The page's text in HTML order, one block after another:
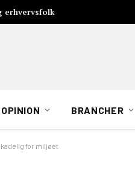
erhvervsfolk
OPINION BRANCHER
for miljøet